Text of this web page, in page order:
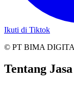
Ikuti di Tiktok
© PT BIMA
Tentang